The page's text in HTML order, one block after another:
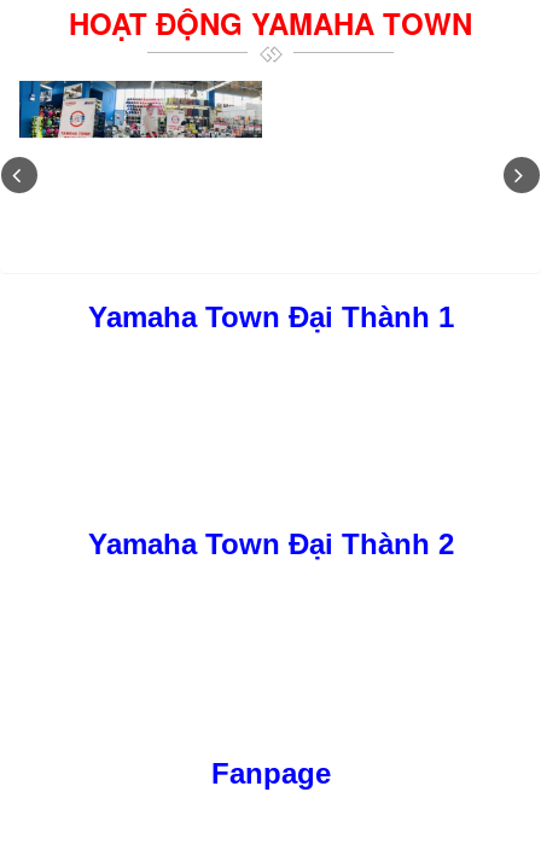
HOẠT ĐỘNG YAMAHA TOWN
Yamaha Town Đại Thành 1
Yamaha Town Đại Thành 2
Fanpage